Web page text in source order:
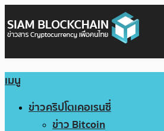
เมนู
ข่าวคริปโตเคอเรนซี่
ข่าว Bitcoin